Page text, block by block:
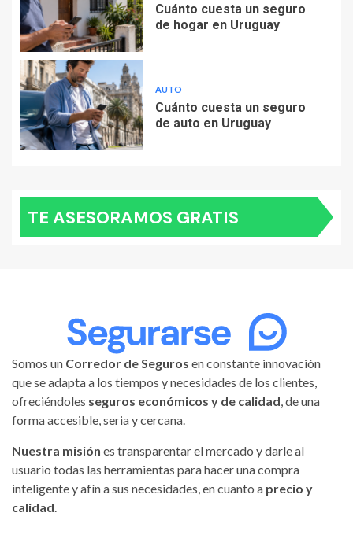
Cuánto cuesta un seguro
de hogar en Uruguay
AUTO
Cuánto cuesta un seguro
de auto en Uruguay
TE ASESORAMOS GRATIS
Somos un Corredor de Seguros en constante innovación
que se adapta a los tiempos y necesidades de los clientes,
ofreciéndoles seguros económicos y de calidad, de una
forma accesible, seria y cercana.
Nuestra misión es transparentar el mercado y darle al
usuario todas las herramientas para hacer una compra
inteligente y afín a sus necesidades, en cuanto a precio y
calidad.